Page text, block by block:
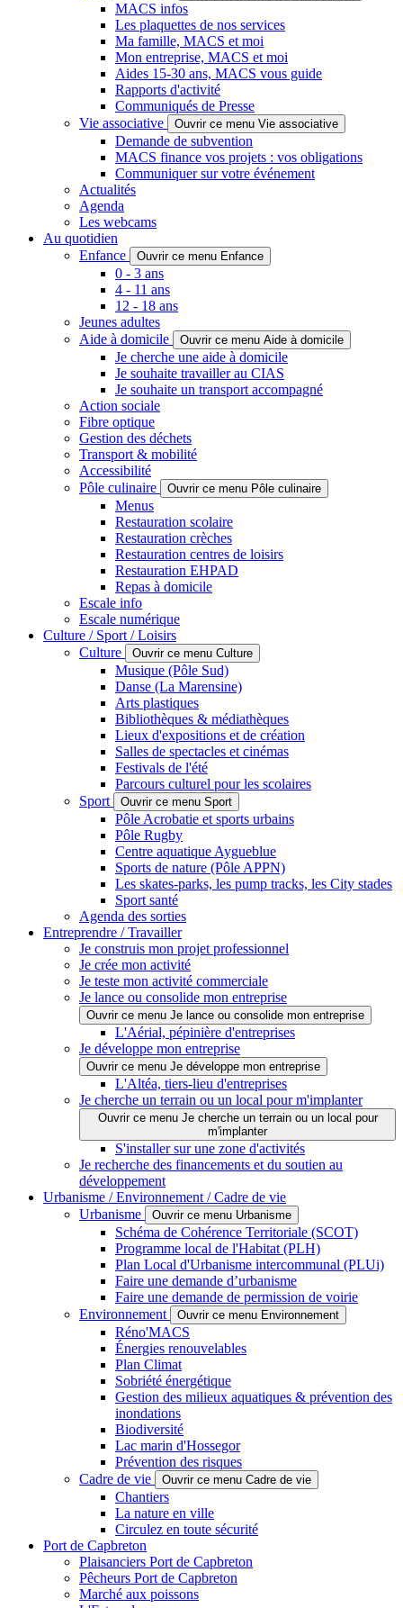
MACS infos
Les plaquettes de nos services
Ma famille, MACS et moi
Mon entreprise, MACS et moi
Aides 15-30 ans, MACS vous guide
Rapports d'activité
Communiqués de Presse
Vie associative
Ouvrir ce menu Vie associative
Demande de subvention
MACS finance vos projets : vos obligations
Communiquer sur votre événement
Actualités
Agenda
Les webcams
Au quotidien
Enfance
Ouvrir ce menu Enfance
0 - 3 ans
4 - 11 ans
12 - 18 ans
Jeunes adultes
Aide à domicile
Ouvrir ce menu Aide à domicile
Je cherche une aide à domicile
Je souhaite travailler au CIAS
Je souhaite un transport accompagné
Action sociale
Fibre optique
Gestion des déchets
Transport & mobilité
Accessibilité
Pôle culinaire
Ouvrir ce menu Pôle culinaire
Menus
Restauration scolaire
Restauration crèches
Restauration centres de loisirs
Restauration EHPAD
Repas à domicile
Escale info
Escale numérique
Culture / Sport / Loisirs
Culture
Ouvrir ce menu Culture
Musique (Pôle Sud)
Danse (La Marensine)
Arts plastiques
Bibliothèques & médiathèques
Lieux d'expositions et de création
Salles de spectacles et cinémas
Festivals de l'été
Parcours culturel pour les scolaires
Sport
Ouvrir ce menu Sport
Pôle Acrobatie et sports urbains
Pôle Rugby
Centre aquatique Aygueblue
Sports de nature (Pôle APPN)
Les skates-parks, les pump tracks, les City stades
Sport santé
Agenda des sorties
Entreprendre / Travailler
Je construis mon projet professionnel
Je crée mon activité
Je teste mon activité commerciale
Je lance ou consolide mon entreprise
Ouvrir ce menu Je lance ou consolide mon entreprise
L'Aérial, pépinière d'entreprises
Je développe mon entreprise
Ouvrir ce menu Je développe mon entreprise
L'Altéa, tiers-lieu d'entreprises
Je cherche un terrain ou un local pour m'implanter
Ouvrir ce menu Je cherche un terrain ou un local pour
m'implanter
S'installer sur une zone d'activités
Je recherche des financements et du soutien au
développement
Urbanisme / Environnement / Cadre de vie
Urbanisme
Ouvrir ce menu Urbanisme
Schéma de Cohérence Territoriale (SCOT)
Programme local de l'Habitat (PLH)
Plan Local d'Urbanisme intercommunal (PLUi)
Faire une demande d’urbanisme
Faire une demande de permission de voirie
Environnement
Ouvrir ce menu Environnement
Réno'MACS
Énergies renouvelables
Plan Climat
Sobriété énergétique
Gestion des milieux aquatiques & prévention des
inondations
Biodiversité
Lac marin d'Hossegor
Prévention des risques
Cadre de vie
Ouvrir ce menu Cadre de vie
Chantiers
La nature en ville
Circulez en toute sécurité
Port de Capbreton
Plaisanciers Port de Capbreton
Pêcheurs Port de Capbreton
Marché aux poissons